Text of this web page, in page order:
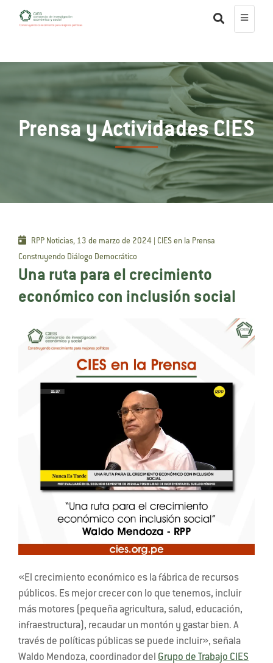
Prensa y Actividades CIES
RPP Noticias, 13 de marzo de 2024 | CIES en la Prensa
Construyendo Diálogo Democrático
Una ruta para el crecimiento
económico con inclusión social
«El crecimiento económico es la fábrica de recursos
públicos. Es mejor crecer con lo que tenemos, incluir
más motores (pequeña agricultura, salud, educación,
infraestructura), recaudar un montón y gastar bien. A
través de políticas públicas se puede incluir», señala
Waldo Mendoza, coordinador del Grupo de Trabajo CIES